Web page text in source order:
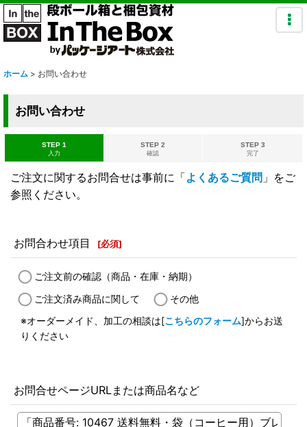
ホーム > お問い合わせ
お問い合わせ
STEP 1
入力
STEP 2
確認
STEP 3
完了
ご注文に関するお問合せは事前に「よくあるご質問 」をご
参照ください。
お問合わせ項目 [必須]
ご注文前の確認（商品・在庫・納期）
ご注文済み商品に関して
その他
※オーダーメイド、加工の相談は[こちらのフォーム]からお送
りください
お問合せページURLまたは商品名など